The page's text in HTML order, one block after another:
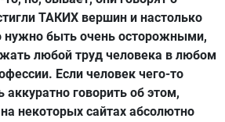
ТАКИХ вершин и настолько
нужно быть очень осторожными,
любой труд человека в любом
Если человек чего-то
аккуратно говорить об этом,
некоторых сайтах абсолютно